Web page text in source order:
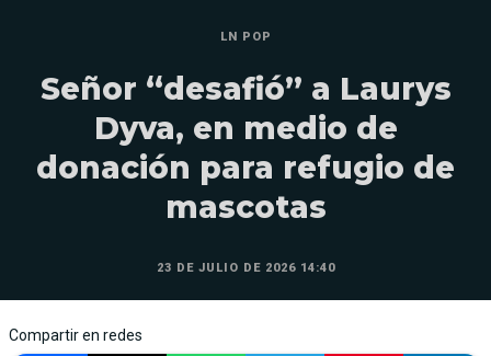
LN POP
Señor “desafió” a Laurys
Dyva, en medio de
donación para refugio de
mascotas
23 DE JULIO DE 2026 14:40
Compartir en redes